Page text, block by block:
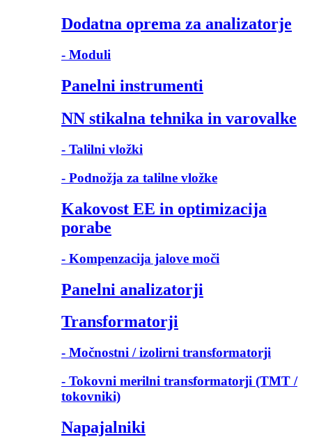
Dodatna oprema za analizatorje
- Moduli
Panelni instrumenti
NN stikalna tehnika in varovalke
- Talilni vložki
- Podnožja za talilne vložke
Kakovost EE in optimizacija
porabe
- Kompenzacija jalove moči
Panelni analizatorji
Transformatorji
- Močnostni / izolirni transformatorji
- Tokovni merilni transformatorji (TMT /
tokovniki)
Napajalniki